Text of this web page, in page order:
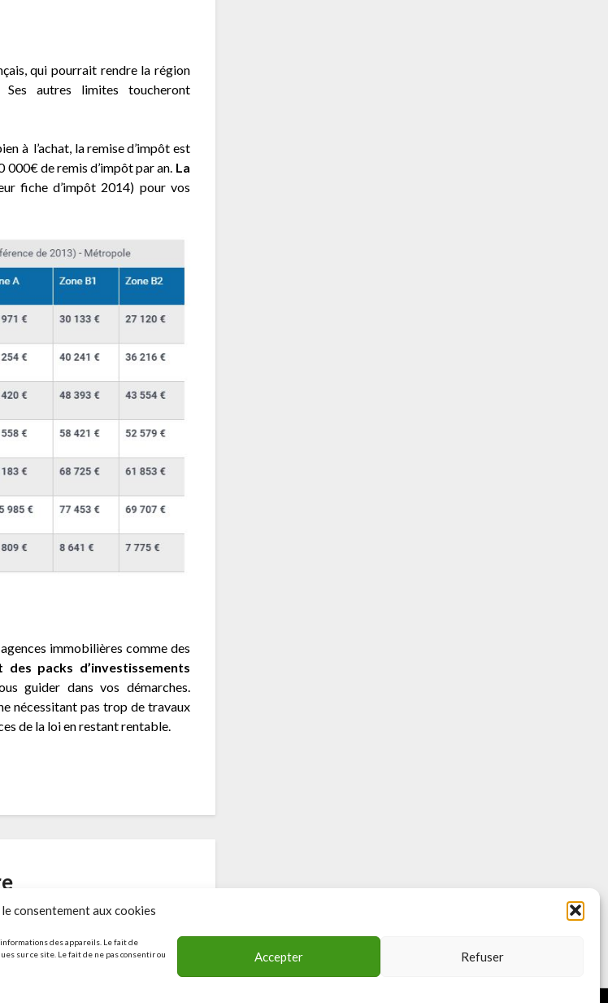
consentement aux cookies
des appareils. Le fait de
sur ce site. Le fait de ne pas consentir ou
Accepter Refuser
qui pourrait rendre la région
autres limites toucheront
à l’achat, la remise d’impôt est
de remis d’impôt par an. La
fiche d’impôt 2014) pour vos
immobilières comme des
packs d’investissements
guider dans vos démarches.
nécessitant pas trop de travaux
de la loi en restant rentable.